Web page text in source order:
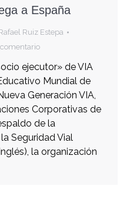
a España
Ruiz Estepa
ejecutor» de VIA
Mundial de
Generación VIA,
Corporativas de
de la
Seguridad Vial
la organización